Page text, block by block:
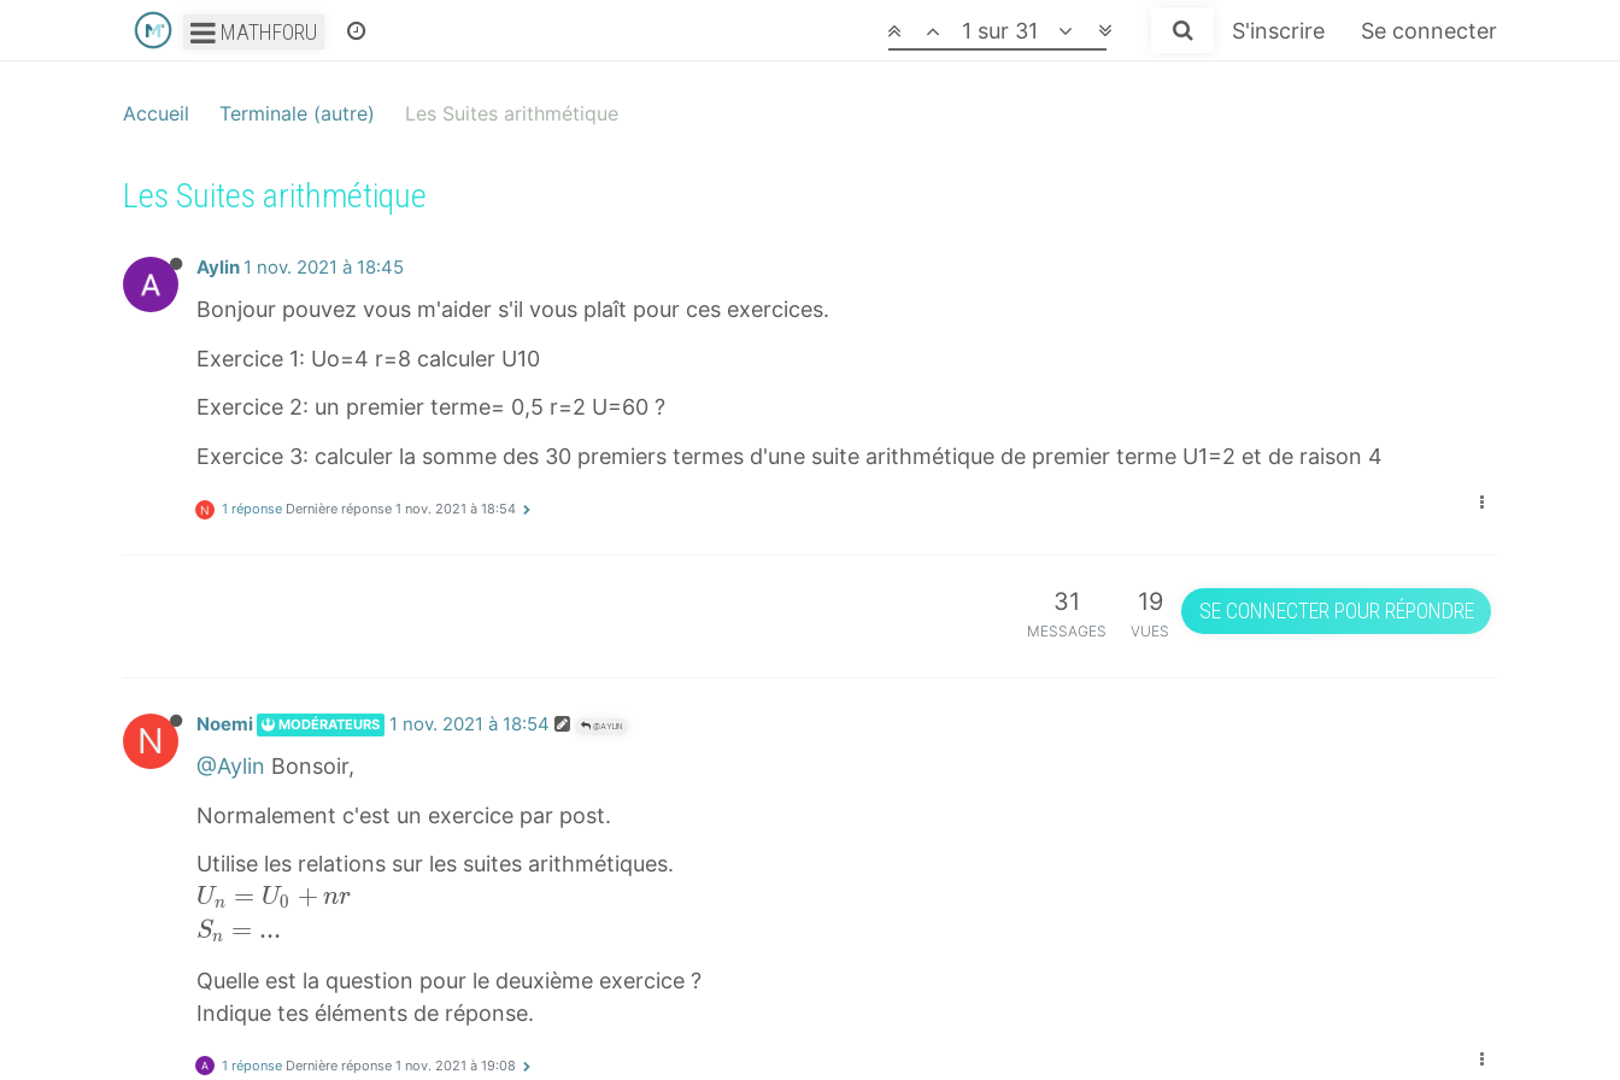
MATHFORU S'inscrire Se connecter
1 sur 31
Accueil Terminale (autre) Les Suites arithmétique
Les Suites arithmétique
Aylin 1 nov. 2021 à 18:45
Bonjour pouvez vous m'aider s'il vous plaît pour ces exercices.
Exercice 1: Uo=4 r=8 calculer U10
Exercice 2: un premier terme= 0,5 r=2 U=60 ?
Exercice 3: calculer la somme des 30 premiers termes d'une suite arithmétique de premier terme U1=2 et de raison 4
N 1 réponse Dernière réponse 1 nov. 2021 à 18:54
31
MESSAGES
19
VUES
SE CONNECTER POUR RÉPONDRE
N Noemi MODÉRATEURS 1 nov. 2021 à 18:54 @AYLIN
@Aylin Bonsoir,
Normalement c'est un exercice par post.
Utilise les relations sur les suites arithmétiques.
U
n
U
0
+
Un = U0 + nr
S
=
.
.
Sn = ...
Quelle est la question pour le deuxième exercice ?
Indique tes éléments de réponse.
1 réponse Dernière réponse 1 nov. 2021 à 19:08